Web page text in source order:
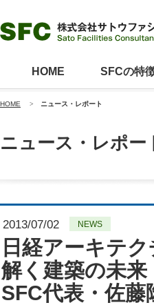
HOME SFCの特
HOME > ニュース・レポート
ニュース・レポー
2013/07/02 NEWS
日経アーキテ
解く建築の未
SFC代表・佐藤